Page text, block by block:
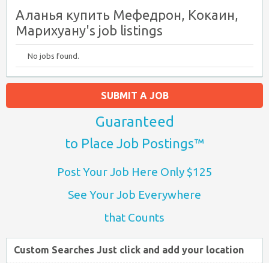
Аланья купить Мефедрон, Кокаин,
Марихуану's job listings
No jobs found.
SUBMIT A JOB
Guaranteed
to Place Job Postings™
Post Your Job Here Only $125
See Your Job Everywhere
that Counts
Custom Searches Just click and add your location